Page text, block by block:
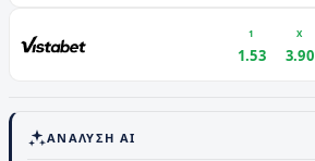
1
1.53
X
3.90
ΑΝΆΛΥΣΗ AI